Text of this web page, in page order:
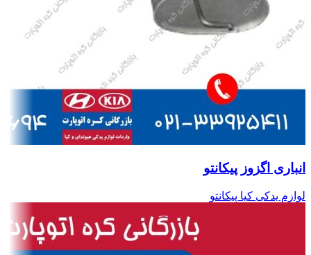
انباری اگزوز پیکانتو
لوازم یدکی کیا پیکانتو